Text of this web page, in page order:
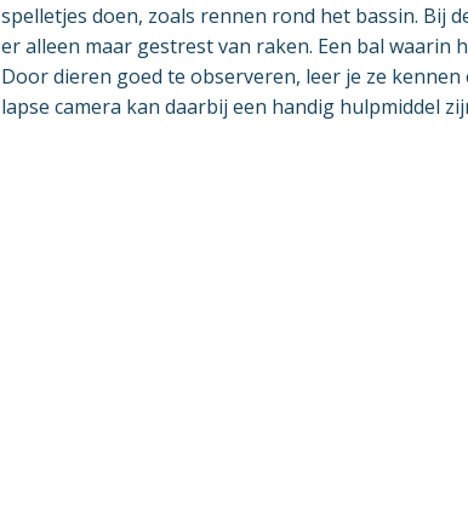
spelletjes doen, zoals rennen rond het bassin. Bij
er alleen maar gestrest van raken. Een bal
Door dieren goed te observeren, leer je ze
lapse camera kan daarbij een handig hulpmiddel